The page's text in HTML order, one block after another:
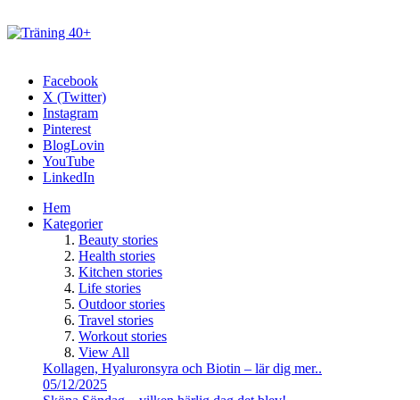
Facebook
X (Twitter)
Instagram
Pinterest
BlogLovin
YouTube
LinkedIn
Hem
Kategorier
Beauty stories
Health stories
Kitchen stories
Life stories
Outdoor stories
Travel stories
Workout stories
View All
Kollagen, Hyaluronsyra och Biotin – lär dig mer..
05/12/2025